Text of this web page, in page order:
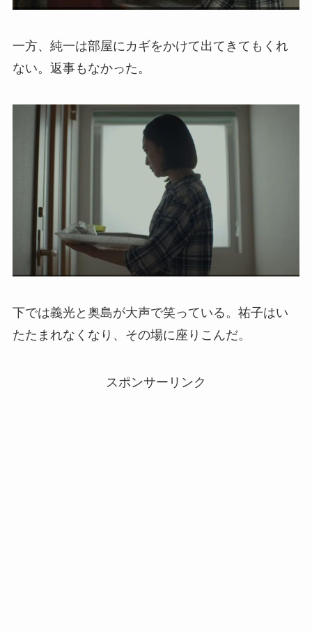
一方、純一は部屋にカギをかけて出てきてもくれ
ない。返事もなかった。
下では義光と奥島が大声で笑っている。祐子はい
たたまれなくなり、その場に座りこんだ。
スポンサーリンク